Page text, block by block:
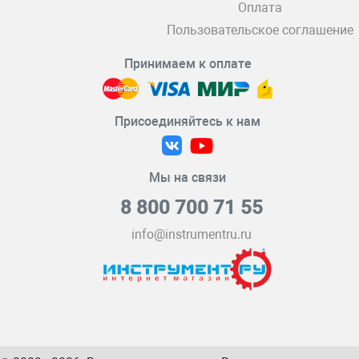
Оплата
Пользовательское соглашение
Принимаем к оплате
Присоединяйтесь к нам
Мы на связи
8 800 700 71 55
info@instrumentru.ru